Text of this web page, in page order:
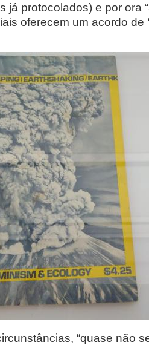
já protocolados) e por ora
oferecem um acordo de
“quase não